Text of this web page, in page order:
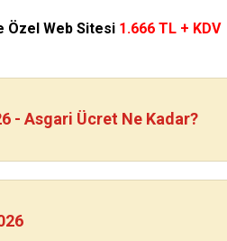
Özel Web Sitesi 1.666 TL + KDV
- Asgari Ücret Ne Kadar?